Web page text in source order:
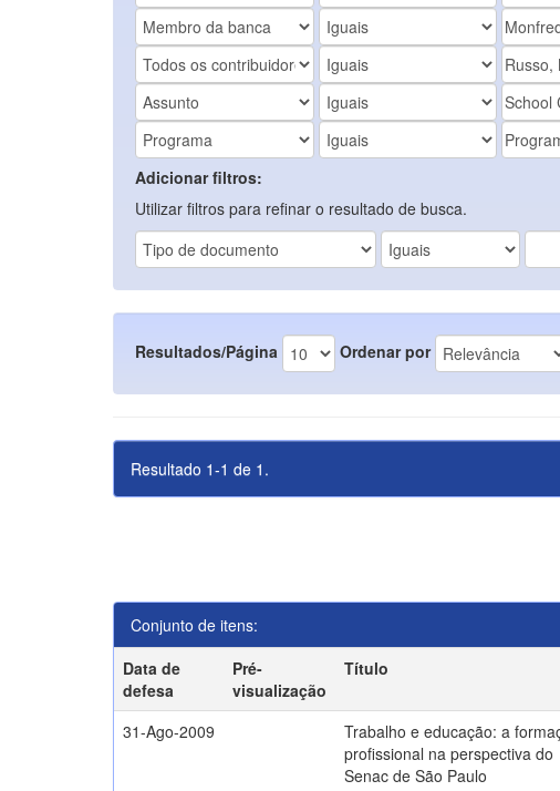
Adicionar filtros:
Utilizar filtros para refinar o resultado de busca.
Resultados/Página Ordenar por
Resultado 1-1 de 1.
Conjunto de itens:
Data de
defesa
Pré-
visualização
Título
31-Ago-2009
Trabalho e educação: a
profissional na perspectiva do
Senac de São Paulo